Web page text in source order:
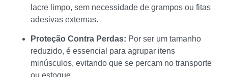
lacre limpo, sem necessidade de grampos ou fitas
adesivas externas.
Proteção Contra Perdas: Por ser um tamanho
reduzido, é essencial para agrupar itens
minúsculos, evitando que se percam no transporte
ou estoque.